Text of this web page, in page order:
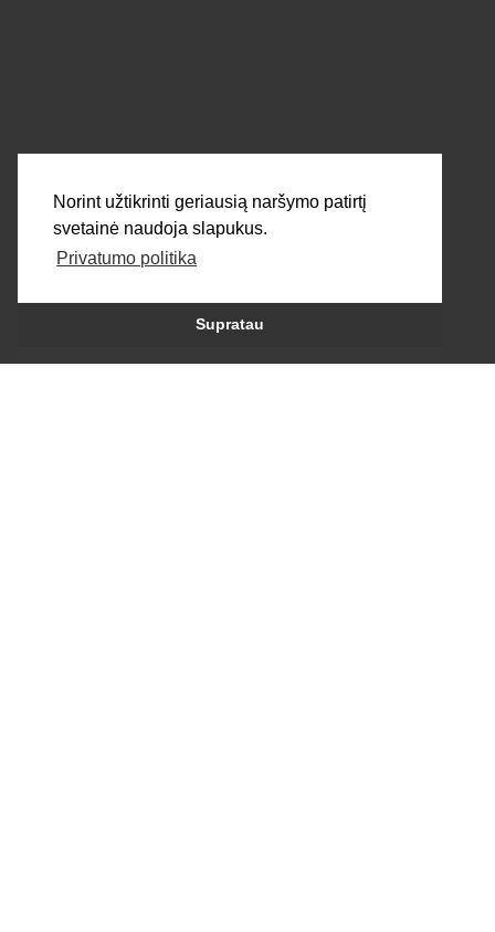
Norint užtikrinti geriausią naršymo patirtį
svetainė naudoja slapukus.
Privatumo politika
Supratau
SIŲSTI
Sukūrė:persė.lt